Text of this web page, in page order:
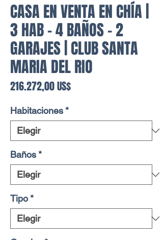
CASA EN VENTA EN CHÍA |
3 HAB - 4 BAÑOS - 2
GARAJES | CLUB SANTA
MARIA DEL RIO
216.272,00 US$Precio
Habitaciones*
Baños*
Tipo*